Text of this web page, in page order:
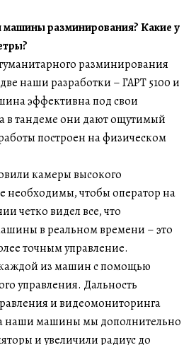
разминирования? Какие у
разминирования
наши разработки – ГАРТ 5100 и
эффективна под свои
в тандеме они дают ощутимый
построен на физическом
камеры высокого
необходимы, чтобы оператор на
четко видел все, что
в реальном времени – это
точным управление.
каждой из машин с помощью
управления. Дальность
и видеомониторинга
наши машины мы дополнительно
и увеличили радиус до